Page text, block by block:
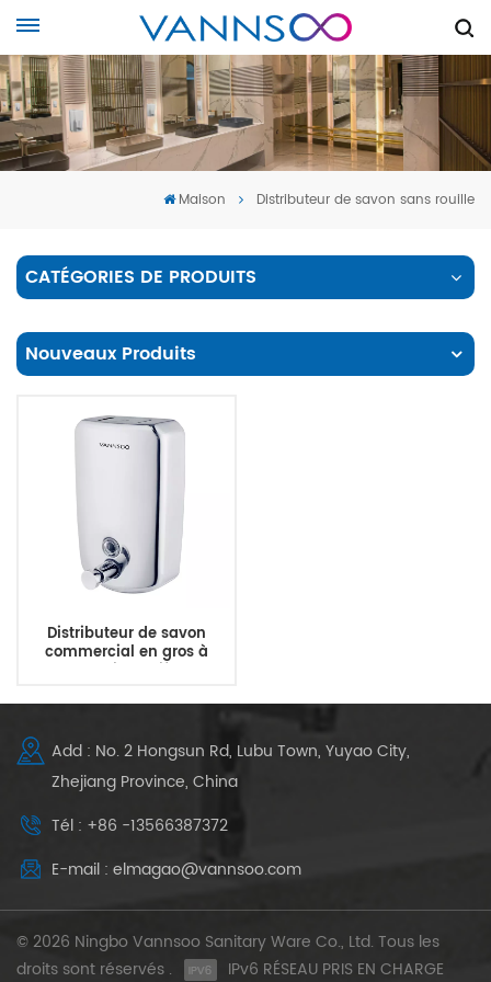
Maison Distributeur de savon sans rouille
CATÉGORIES DE PRODUITS
Nouveaux Produits
Distributeur de savon
commercial en gros à
usage intensif du
publique
Add : No. 2 Hongsun Rd, Lubu Town, Yuyao City,
Zhejiang Province, China
Tél : +86 -13566387372
E-mail : elmagao@vannsoo.com
© 2026 Ningbo Vannsoo Sanitary Ware Co., Ltd. Tous les
droits sont réservés .
IPv6 RÉSEAU PRIS EN CHARGE